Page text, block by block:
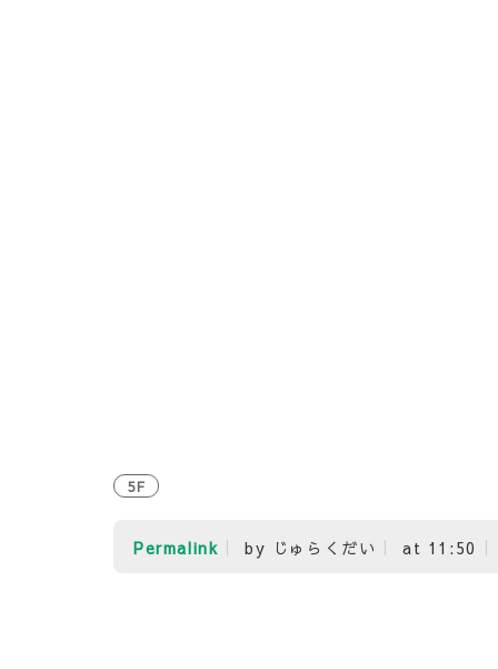
5F
Permalink by じゅらくだい at 11:50